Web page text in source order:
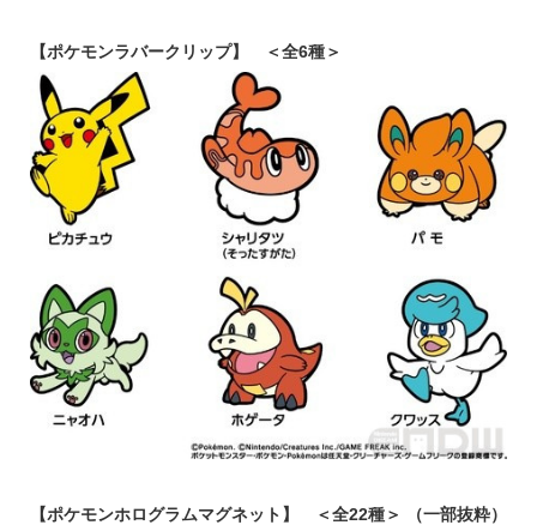
【ポケモンラバークリップ】 ＜全6種＞
【ポケモンホログラムマグネット】 ＜全22種＞ （一部抜粋）